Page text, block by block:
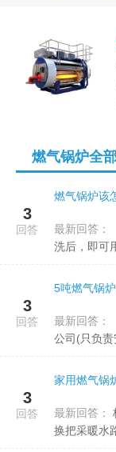
燃气锅炉全
3
回答
燃气锅炉该
最新回答：
洗后，即可
3
回答
5吨燃气锅
最新回答：
公司(只负
3
回答
家用燃气锅
最新回答：
换把采暖水